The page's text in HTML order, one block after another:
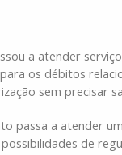
a atender
os débitos
sem precisar
passa a atender
de